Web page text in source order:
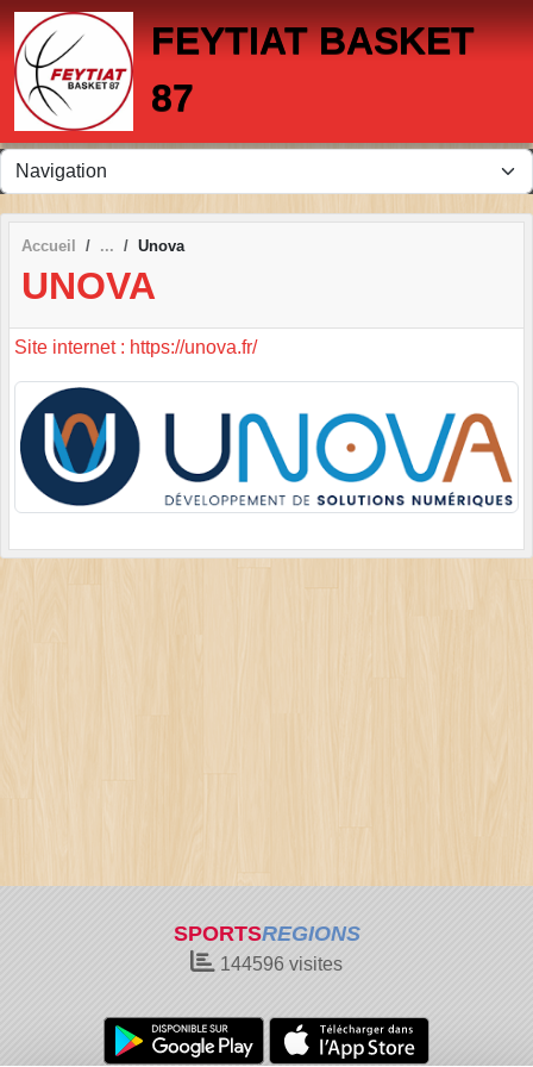
FEYTIAT BASKET
87
Accueil Unova
UNOVA
Site internet : https://unova.fr/
SPORTSREGIONS
144596 visites
Panneau de gestion des cookies